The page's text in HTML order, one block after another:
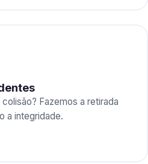
Fazemos a retirada
a integridade.